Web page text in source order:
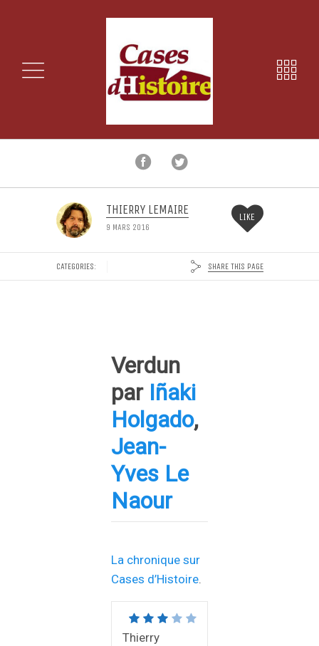
THIERRY LEMAIRE
9 MARS 2016
LIKE
CATEGORIES: SHARE THIS PAGE
Verdun
par Iñaki
Holgado,
Jean-
Yves Le
Naour
La chronique sur
Cases d’Histoire.
Thierry